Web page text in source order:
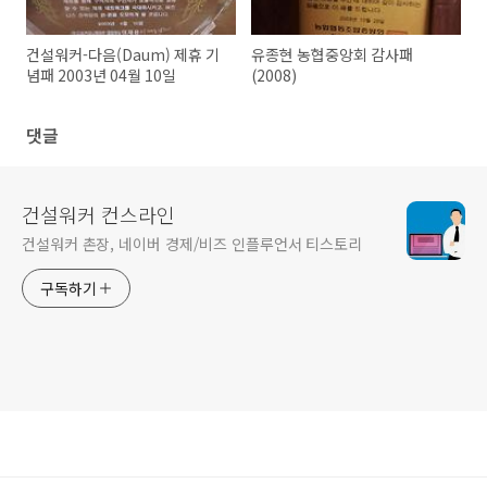
건설워커-다음(Daum) 제휴 기
념패 2003년 04월 10일
유종현 농협중앙회 감사패
(2008)
댓글
건설워커 컨스라인
건설워커 촌장, 네이버 경제/비즈 인플루언서 티스토리
구독하기